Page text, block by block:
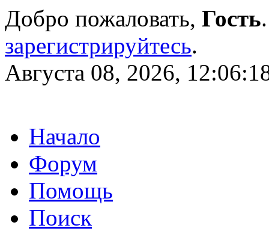
Добро пожаловать, Гость
зарегистрируйтесь.
Августа 08, 2026,
Начало
Форум
Помощь
Поиск